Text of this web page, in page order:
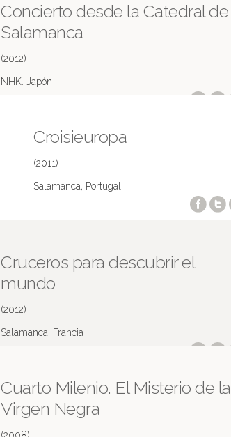
Concierto desde la Catedral de
Salamanca
(2012)
NHK. Japón
Croisieuropa
(2011)
Salamanca, Portugal
Cruceros para descubrir el
mundo
(2012)
Salamanca, Francia
Cuarto Milenio. El Misterio de la
Virgen Negra